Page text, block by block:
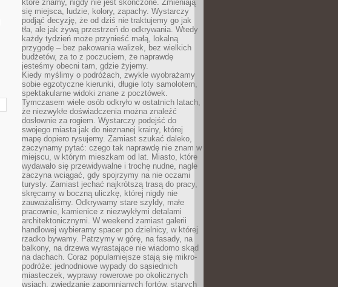
które znamy, nigdy nie jest skończone. Zmieniają
się miejsca, ludzie, kolory, zapachy. Wystarczy
podjąć decyzję, że od dziś nie traktujemy go jak
tła, ale jak żywą przestrzeń do odkrywania. Wtedy
każdy tydzień może przynieść małą, lokalną
przygodę – bez pakowania walizek, bez wielkich
budżetów, za to z poczuciem, że naprawdę
jesteśmy obecni tam, gdzie żyjemy.
Kiedy myślimy o podróżach, zwykle wyobrażamy
sobie egzotyczne kierunki, długie loty samolotem,
spektakularne widoki znane z pocztówek.
Tymczasem wiele osób odkryło w ostatnich latach,
że niezwykłe doświadczenia można znaleźć
dosłownie za rogiem. Wystarczy podejść do
swojego miasta jak do nieznanej krainy, której
mapę dopiero rysujemy. Zamiast szukać daleko,
zaczynamy pytać: czego tak naprawdę nie znam w
miejscu, w którym mieszkam od lat. Miasto, które
wydawało się przewidywalne i trochę nudne, nagle
zaczyna wciągać, gdy spojrzymy na nie oczami
turysty. Zamiast jechać najkrótszą trasą do pracy,
skręcamy w boczną uliczkę, której nigdy nie
zauważaliśmy. Odkrywamy stare szyldy, małe
pracownie, kamienice z niezwykłymi detalami
architektonicznymi. W weekend zamiast galerii
handlowej wybieramy spacer po dzielnicy, w której
rzadko bywamy. Patrzymy w górę, na fasady, na
balkony, na drzewa wyrastające nie wiadomo skąd
na dachach. Coraz popularniejsze stają się mikro-
podróże: jednodniowe wypady do sąsiednich
miasteczek, wyprawy rowerowe po okolicznych
wsiach, zwiedzanie zapomnianych fortów, starych